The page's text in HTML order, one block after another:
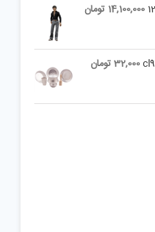
14,100,000 تومان
32,000تومان